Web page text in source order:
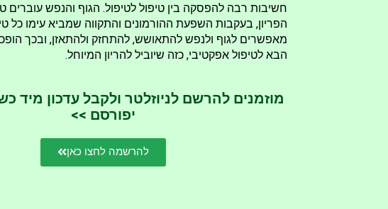
חשיבות רבה להפסקה בין טיפול לטיפול. הגוף והנפש עוברים
הפריון, בעקבות השפעת ההורמונים והתקווה שמביא עימו כל
מאפשרים לגוף ולנפש להתאושש, להתחזק ולהתאזן, ובכך
הבא לטיפול אפקטיבי, כזה שיוביל להריון המיוחל.
מוזמנים להרשם לניוזלטר ולקבל עדכון מיד
יפורסם >>
להרשמה לחצו כאן